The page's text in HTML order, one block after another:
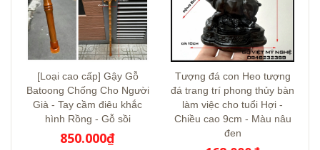
[Loại cao cấp] Gậy Gỗ
Batoong Chống Cho Người
Già - Tay cầm điêu khắc
hình Rồng - Gỗ sồi
850.000₫
Tượng đá con Heo tượng
đá trang trí phong thủy bàn
làm việc cho tuổi Hợi -
Chiều cao 9cm - Màu nâu
đen